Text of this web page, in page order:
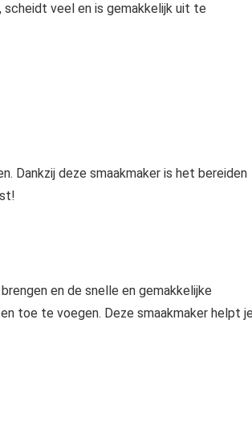
scheidt veel en is gemakkelijk uit te
Dankzij deze smaakmaker is het bereiden
en de snelle en gemakkelijke
toe te voegen. Deze smaakmaker helpt